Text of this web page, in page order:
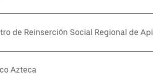
de Reinserción Social Regional de
Azteca